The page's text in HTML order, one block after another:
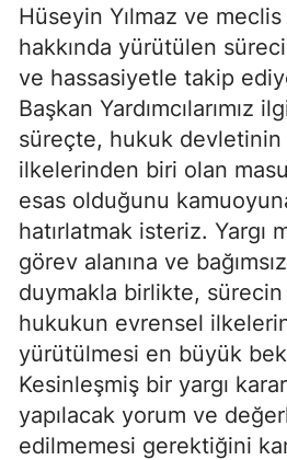
Hüseyin Yılmaz ve
hakkında yürütülen
ve hassasiyetle takip
Başkan Yardımcılarımız
süreçte, hukuk devletinin
ilkelerinden biri olan
esas olduğunu
hatırlatmak isteriz. Yargı
görev alanına ve
duymakla birlikte,
hukukun evrensel
yürütülmesi en büyük
Kesinleşmiş bir yargı
yapılacak yorum ve
edilmemesi gerektiğini